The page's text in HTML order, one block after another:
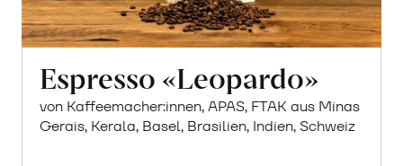
Espresso «Leopardo»
von Kaffeemacher:innen, APAS, FTAK aus Minas
Gerais, Kerala, Basel, Brasilien, Indien, Schweiz